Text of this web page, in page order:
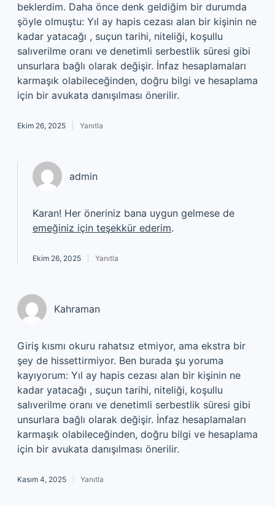
beklerdim. Daha önce denk geldiğim bir durumda
şöyle olmuştu: Yıl ay hapis cezası alan bir kişinin ne
kadar yatacağı , suçun tarihi, niteliği, koşullu
salıverilme oranı ve denetimli serbestlik süresi gibi
unsurlara bağlı olarak değişir. İnfaz hesaplamaları
karmaşık olabileceğinden, doğru bilgi ve hesaplama
için bir avukata danışılması önerilir.
Ekim 26, 2025 Yanıtla
admin
Karan! Her öneriniz bana uygun gelmese de
emeğiniz için teşekkür ederim.
Ekim 26, 2025 Yanıtla
Kahraman
Giriş kısmı okuru rahatsız etmiyor, ama ekstra bir
şey de hissettirmiyor. Ben burada şu yoruma
kayıyorum: Yıl ay hapis cezası alan bir kişinin ne
kadar yatacağı , suçun tarihi, niteliği, koşullu
salıverilme oranı ve denetimli serbestlik süresi gibi
unsurlara bağlı olarak değişir. İnfaz hesaplamaları
karmaşık olabileceğinden, doğru bilgi ve hesaplama
için bir avukata danışılması önerilir.
Kasım 4, 2025 Yanıtla